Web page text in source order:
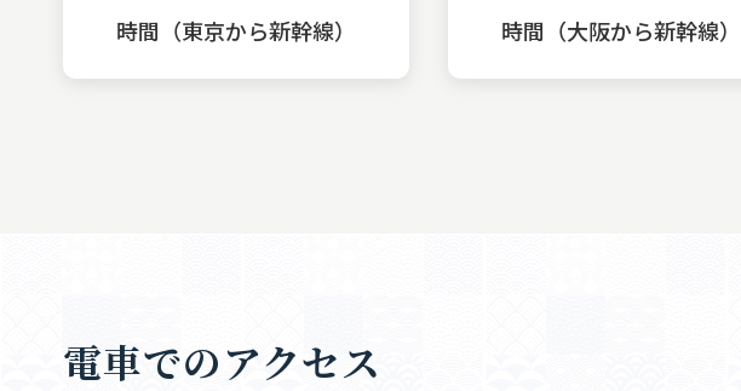
時間（東京から新幹線） 時間（大阪から新幹線）
電車でのアクセス